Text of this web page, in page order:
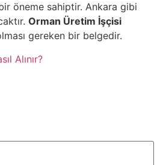
öneme sahiptir. Ankara gibi
Orman Üretim İşçisi
gereken bir belgedir.
Alınır?